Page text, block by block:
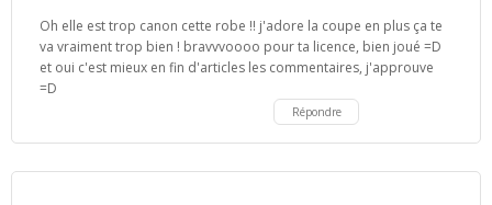
Oh elle est trop canon cette robe !! j'adore la coupe en plus ça te
va vraiment trop bien ! bravvvoooo pour ta licence, bien joué =D
et oui c'est mieux en fin d'articles les commentaires, j'approuve
=D
Répondre